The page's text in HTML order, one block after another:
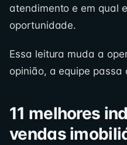
atendimento e em qual
oportunidade.
Essa leitura muda a
opinião, a equipe passa
11 melhores
vendas